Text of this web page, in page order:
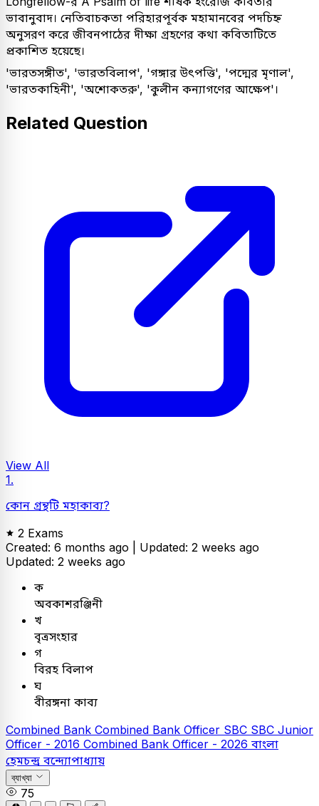
ভাবানুবাদ। নেতিবাচকতা পরিহারপূর্বক মহামানবের পদচিহ্ন
অনুসরণ করে জীবনপাঠের দীক্ষা গ্রহণের কথা কবিতাটিতে
প্রকাশিত হয়েছে।
'ভারতসঙ্গীত', 'ভারতবিলাপ', 'গঙ্গার উৎপত্তি', 'পদ্মের মৃণাল',
'ভারতকাহিনী', 'অশোকতরু', 'কুলীন কন্যাগণের আক্ষেপ'।
Related Question
View All
1.
কোন গ্রন্থটি মহাকাব্য?
2 Exams
Created: 6 months ago | Updated: 2 weeks ago
Updated: 2 weeks ago
ক
অবকাশরঞ্জিনী
খ
বৃত্রসংহার
গ
বিরহ বিলাপ
ঘ
বীরঙ্গনা কাব্য
Combined Bank Combined Bank Officer SBC SBC Junior
Officer - 2016 Combined Bank Officer - 2026 বাংলা
হেমচন্দ্র বন্দ্যোপাধ্যায়
ব্যাখ্যা
75